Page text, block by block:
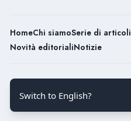
HomeChi siamoSerie di articoli
Novità editorialiNotizie
Uránia / 2026
Switch to English?